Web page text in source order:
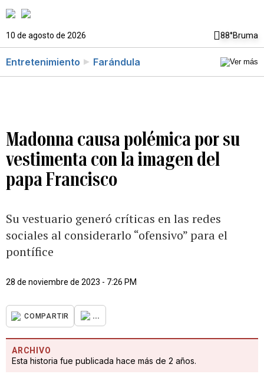
10 de agosto de 2026 88°Bruma
Entretenimiento Farándula
Madonna causa polémica por su
vestimenta con la imagen del
papa Francisco
Su vestuario generó críticas en las redes
sociales al considerarlo “ofensivo” para el
pontífice
28 de noviembre de 2023 - 7:26 PM
COMPARTIR ...
ARCHIVO
Esta historia fue publicada hace más de 2 años.